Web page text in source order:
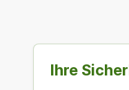
Ihre